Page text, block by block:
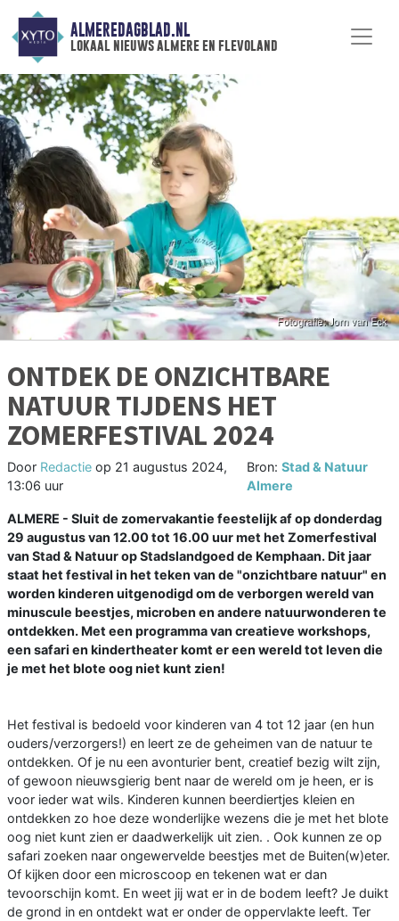
ALMEREDAGBLAD.NL
lokaal nieuws almere en flevoland
ONTDEK DE ONZICHTBARE
NATUUR TIJDENS HET
ZOMERFESTIVAL 2024
Door Redactie op 21 augustus 2024,
13:06 uur
Bron: Stad & Natuur
Almere
ALMERE - Sluit de zomervakantie feestelijk af op donderdag
29 augustus van 12.00 tot 16.00 uur met het Zomerfestival
van Stad & Natuur op Stadslandgoed de Kemphaan. Dit jaar
staat het festival in het teken van de "onzichtbare natuur" en
worden kinderen uitgenodigd om de verborgen wereld van
minuscule beestjes, microben en andere natuurwonderen te
ontdekken. Met een programma van creatieve workshops,
een safari en kindertheater komt er een wereld tot leven die
je met het blote oog niet kunt zien!
Het festival is bedoeld voor kinderen van 4 tot 12 jaar (en hun
ouders/verzorgers!) en leert ze de geheimen van de natuur te
ontdekken. Of je nu een avonturier bent, creatief bezig wilt zijn,
of gewoon nieuwsgierig bent naar de wereld om je heen, er is
voor ieder wat wils. Kinderen kunnen beerdiertjes kleien en
ontdekken zo hoe deze wonderlijke wezens die je met het blote
oog niet kunt zien er daadwerkelijk uit zien. . Ook kunnen ze op
safari zoeken naar ongewervelde beestjes met de Buiten(w)eter.
Of kijken door een microscoop en tekenen wat er dan
tevoorschijn komt. En weet jij wat er in de bodem leeft? Je duikt
de grond in en ontdekt wat er onder de oppervlakte leeft. Ter